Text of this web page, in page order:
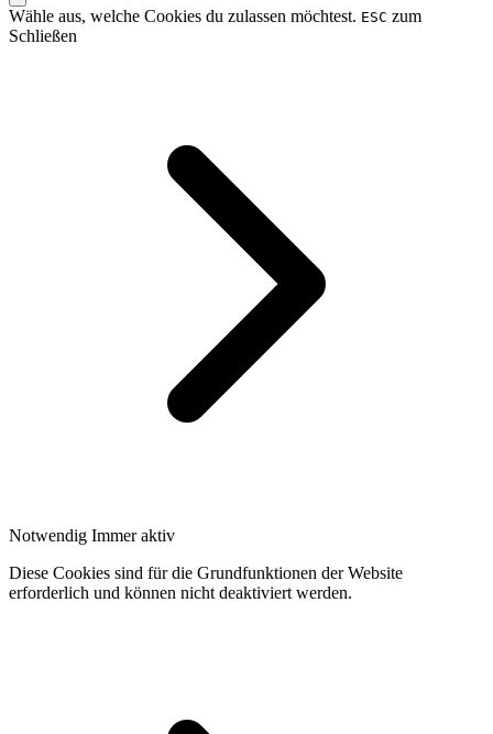
Wähle aus, welche Cookies du zulassen möchtest. ESC zum
Schließen
Notwendig Immer aktiv
Diese Cookies sind für die Grundfunktionen der Website
erforderlich und können nicht deaktiviert werden.